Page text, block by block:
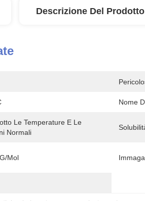
Descrizione Del Prodotto
Nome
Le Temperature E Le
Normali
mol